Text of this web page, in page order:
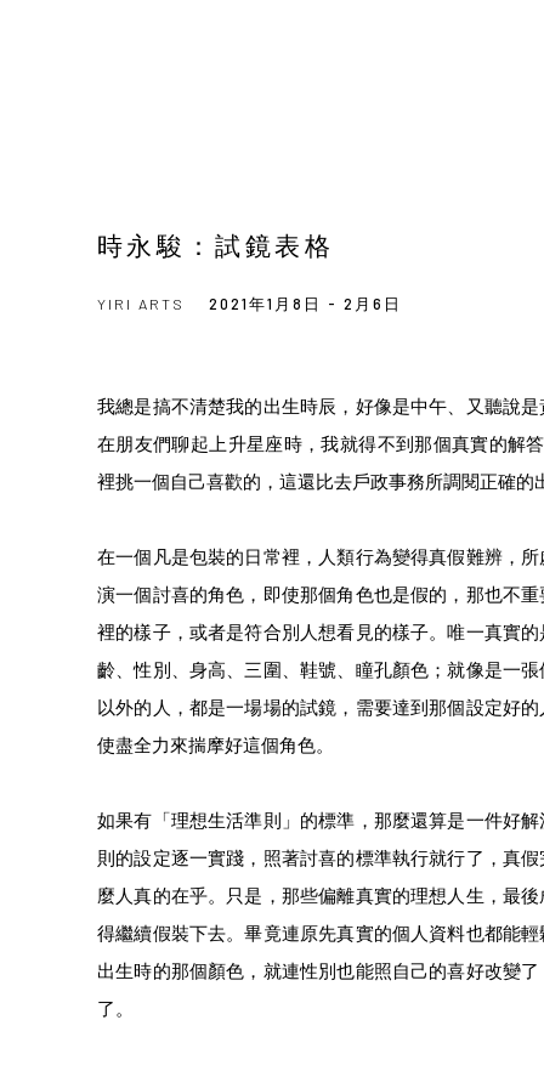
時永駿：試鏡表格
2021年1月8日 - 2月6日
YIRI ARTS
我總是搞不清楚我的出生時辰，好像是中午、又聽說
在朋友們聊起上升星座時，我就得不到那個真實的解
裡挑一個自己喜歡的，這還比去戶政事務所調閱正確的
在一個凡是包裝的日常裡，人類行為變得真假難辨，
演一個討喜的角色，即使那個角色也是假的，那也不
裡的樣子，或者是符合別人想看見的樣子。唯一真實
齡、性別、身高、三圍、鞋號、瞳孔顏色；就像是一
以外的人，都是一場場的試鏡，需要達到那個設定好
使盡全力來揣摩好這個角色。
如果有「理想生活準則」的標準，那麼還算是一件好
則的設定逐一實踐，照著討喜的標準執行就行了，真
麼人真的在乎。只是，那些偏離真實的理想人生，最
得繼續假裝下去。畢竟連原先真實的個人資料也都能
出生時的那個顏色，就連性別也能照自己的喜好改變
了。